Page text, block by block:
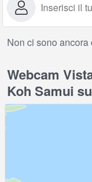
Non ci sono
Webcam
Koh Samui